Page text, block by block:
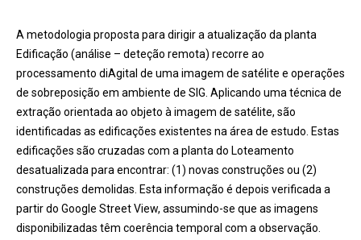
A metodologia proposta para dirigir a atualização da planta
Edificação (análise – deteção remota) recorre ao
processamento diAgital de uma imagem de satélite e operações
de sobreposição em ambiente de SIG. Aplicando uma técnica de
extração orientada ao objeto à imagem de satélite, são
identificadas as edificações existentes na área de estudo. Estas
edificações são cruzadas com a planta do Loteamento
desatualizada para encontrar: (1) novas construções ou (2)
construções demolidas. Esta informação é depois verificada a
partir do Google Street View, assumindo-se que as imagens
disponibilizadas têm coerência temporal com a observação.